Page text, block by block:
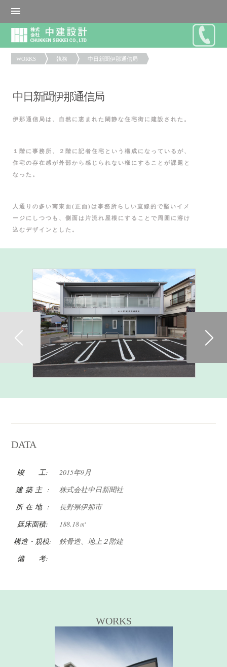
WORKS 執務 中日新聞伊那通信局
中日新聞伊那通信局
伊那通信局は、自然に恵まれた閑静な住宅街に建設された。
１階に事務所、２階に記者住宅という構成になっているが、
住宅の存在感が外部から感じられない様にすることが課題と
なった。
人通りの多い南東面(正面)は事務所らしい直線的で堅いイメ
ージにしつつも、側面は片流れ屋根にすることで周囲に溶け
込むデザインとした。
Previous
DATA
竣 工:
2015年9月
建 築 主 :
株式会社中日新聞社
所 在 地 :
長野県伊那市
延床面積:
188.18㎡
構造・規模:
鉄骨造、地上２階建
備 考:
WORKS